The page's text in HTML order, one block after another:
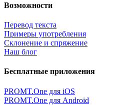
Возможности
Перевод текста
Примеры употребления
Склонение и спряжение
Наш блог
Бесплатные приложения
PROMT.One для iOS
PROMT.One для Android